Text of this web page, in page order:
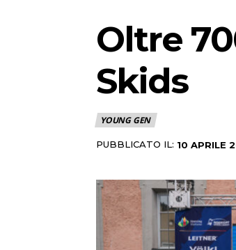
Oltre
Skids
YOUNG GEN
PUBBLICATO IL: 10 APRILE